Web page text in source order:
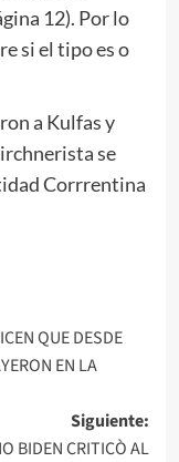
12). Por lo
si el tipo es o
a Kulfas y
se
Corrrentina
QUE DESDE
EN LA
Siguiente:
BIDEN CRITICÒ AL